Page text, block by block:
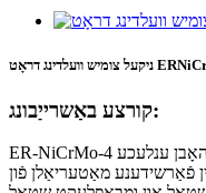
קורצע באַשרייַבונג:
ER-NiCrMo-4 ווערט גענוצט פֿאַרן וועַלדן פֿון אַלויז וואָס האָבן ענלעכע
מאַטעריאַלן פֿון